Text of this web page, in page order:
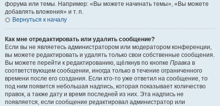
форума или темы. Например: «Вы можете начинать темы», «Вы можете
добавлять вложения» и т. п.
Вернуться к началу
Как мне отредактировать или удалить сообщение?
Если вы не являетесь администратором или модератором конференции,
вы можете редактировать и удалять только свои собственные сообщения.
Вы можете перейти к редактированию, щёлкнув по кнопке Правка в
соответствующем сообщении, иногда только в течение ограниченного
времени после его создания. Если кто-то уже ответил на сообщение, то
под ним появится небольшая надпись, которая показывает количество
правок, а также дату и время последней из них. Эта надпись не
появляется, если сообщение редактировал администратор или